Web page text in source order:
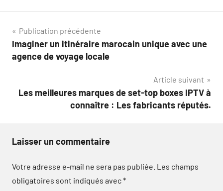
Navigation
de
Publication précédente
Imaginer un itinéraire marocain unique avec une
agence de voyage locale
Article suivant
Les meilleures marques de set-top boxes IPTV à
connaître : Les fabricants réputés.
Laisser un commentaire
Votre adresse e-mail ne sera pas publiée. Les champs
obligatoires sont indiqués avec*